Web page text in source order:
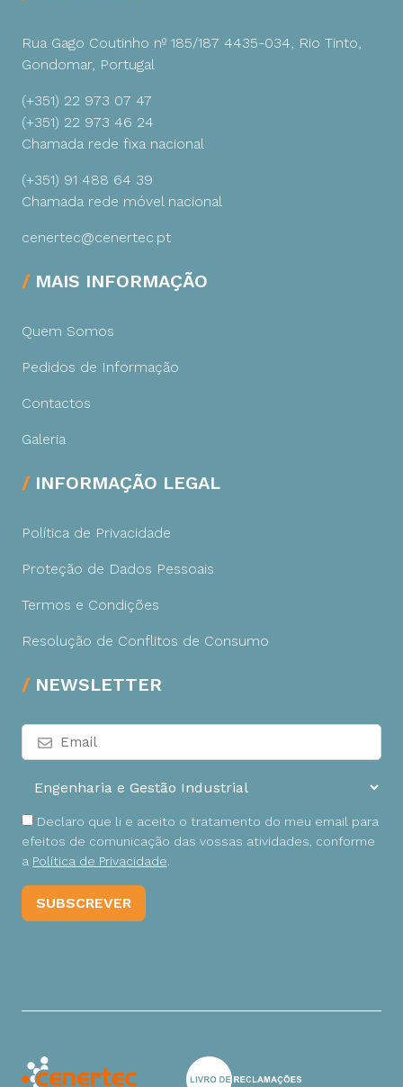
Rua Gago Coutinho nº 185/187 4435-034, Rio Tinto,
Gondomar, Portugal
(+351) 22 973 07 47
(+351) 22 973 46 24
Chamada rede fixa nacional
(+351) 91 488 64 39
Chamada rede móvel nacional
cenertec@cenertec.pt
MAIS INFORMAÇÃO
Quem Somos
Pedidos de Informação
Contactos
Galeria
INFORMAÇÃO LEGAL
Política de Privacidade
Proteção de Dados Pessoais
Termos e Condições
Resolução de Conflitos de Consumo
NEWSLETTER
Declaro que li e aceito o tratamento do meu email para
efeitos de comunicação das vossas atividades, conforme
a Política de Privacidade.